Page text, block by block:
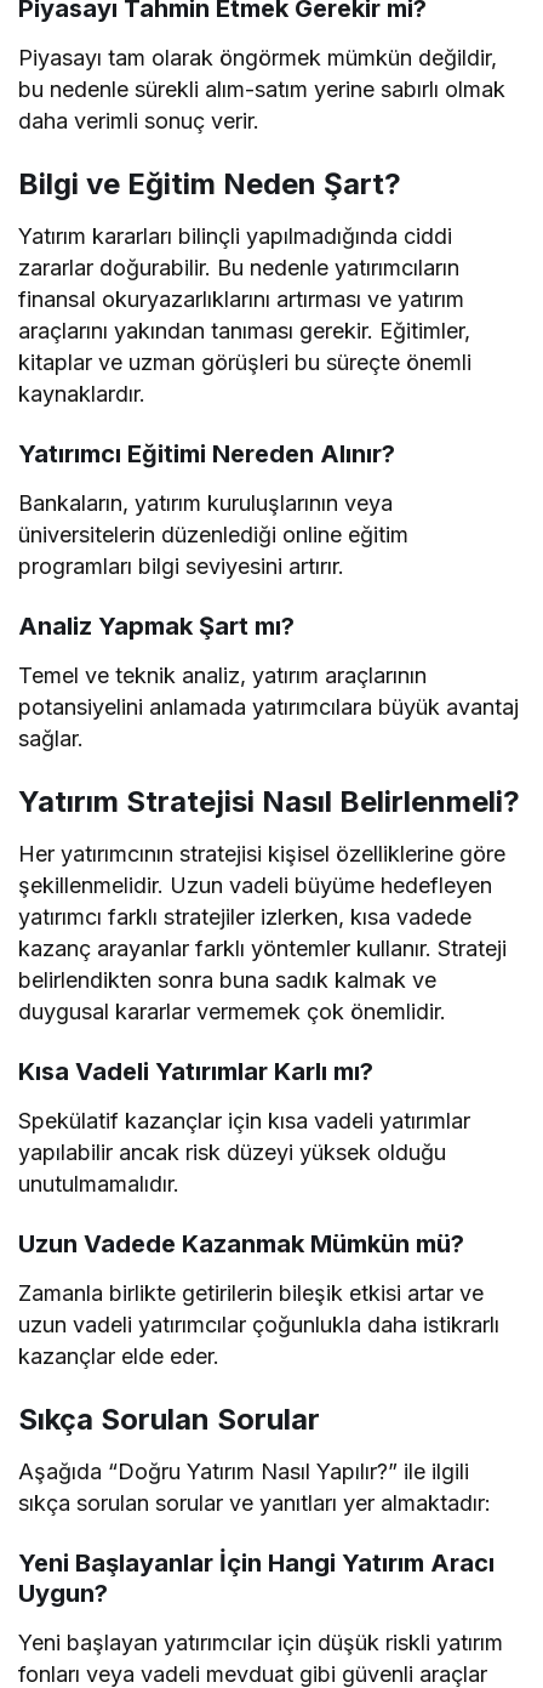
Piyasayı Tahmin Etmek Gerekir mi?
Piyasayı tam olarak öngörmek mümkün değildir,
bu nedenle sürekli alım-satım yerine sabırlı olmak
daha verimli sonuç verir.
Bilgi ve Eğitim Neden Şart?
Yatırım kararları bilinçli yapılmadığında ciddi
zararlar doğurabilir. Bu nedenle yatırımcıların
finansal okuryazarlıklarını artırması ve yatırım
araçlarını yakından tanıması gerekir. Eğitimler,
kitaplar ve uzman görüşleri bu süreçte önemli
kaynaklardır.
Yatırımcı Eğitimi Nereden Alınır?
Bankaların, yatırım kuruluşlarının veya
üniversitelerin düzenlediği online eğitim
programları bilgi seviyesini artırır.
Analiz Yapmak Şart mı?
Temel ve teknik analiz, yatırım araçlarının
potansiyelini anlamada yatırımcılara büyük avantaj
sağlar.
Yatırım Stratejisi Nasıl Belirlenmeli?
Her yatırımcının stratejisi kişisel özelliklerine göre
şekillenmelidir. Uzun vadeli büyüme hedefleyen
yatırımcı farklı stratejiler izlerken, kısa vadede
kazanç arayanlar farklı yöntemler kullanır. Strateji
belirlendikten sonra buna sadık kalmak ve
duygusal kararlar vermemek çok önemlidir.
Kısa Vadeli Yatırımlar Karlı mı?
Spekülatif kazançlar için kısa vadeli yatırımlar
yapılabilir ancak risk düzeyi yüksek olduğu
unutulmamalıdır.
Uzun Vadede Kazanmak Mümkün mü?
Zamanla birlikte getirilerin bileşik etkisi artar ve
uzun vadeli yatırımcılar çoğunlukla daha istikrarlı
kazançlar elde eder.
Sıkça Sorulan Sorular
Aşağıda “Doğru Yatırım Nasıl Yapılır?” ile ilgili
sıkça sorulan sorular ve yanıtları yer almaktadır:
Yeni Başlayanlar İçin Hangi Yatırım Aracı
Uygun?
Yeni başlayan yatırımcılar için düşük riskli yatırım
fonları veya vadeli mevduat gibi güvenli araçlar